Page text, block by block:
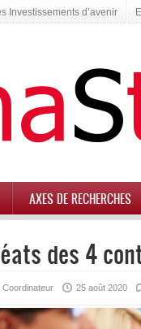
Investissements d’avenir
AXES DE RECHERCHES
des 4
Coordinateur 25 août 2020